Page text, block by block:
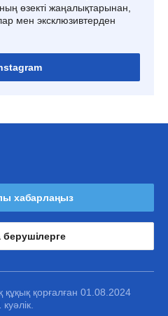
өзекті жаңалықтарынан,
мен эксклюзивтерден
хабарлаңыз
қорғалған 01.08.2024